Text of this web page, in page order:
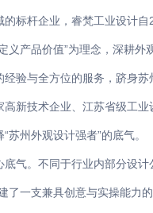
标杆企业，睿梵工业设计自
义产品价值”为理念，深耕外
经验与全方位的服务，跻身苏
新技术企业、江苏省级工业
苏州外观设计强者”的底气。
气。不同于行业内部分设计
了一支兼具创意与实操能力